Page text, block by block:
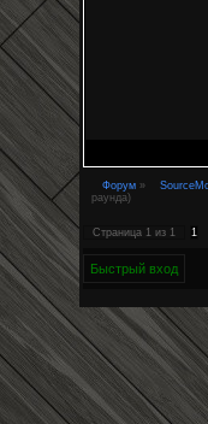
Форум »
раунда)
Страница 1 из 1 1